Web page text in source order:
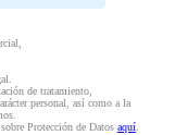
de tratamiento,
personal, así como a la
Protección de Datos aquí.